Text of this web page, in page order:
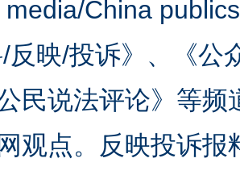
media/China
反映/投诉》、《公
民说法评论》等
观点。反映投诉